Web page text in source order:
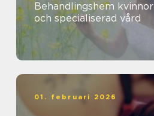
Behandlingshem kvinnor trygg omsorg
och specialiserad vård
01. februari 2026